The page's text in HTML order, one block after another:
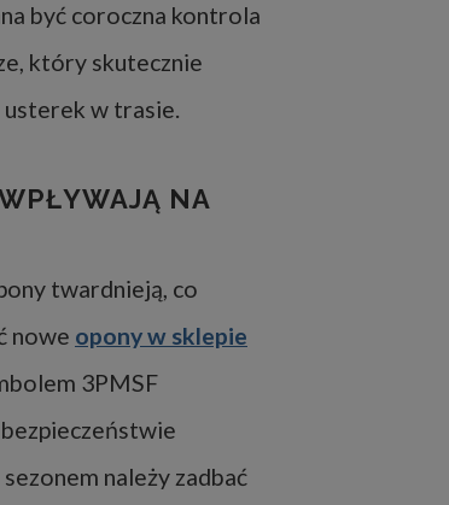
być coroczna kontrola
który skutecznie
w trasie.
NA
twardnieją, co
nowe opony w sklepie
3PMSF
należy zadbać